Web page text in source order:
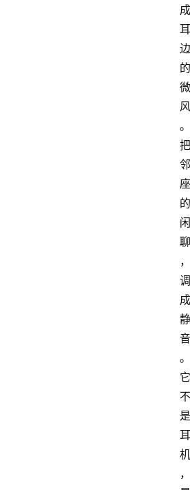
成
耳
边
的
微
风
。
把
邻
座
的
闲
聊
，
调
成
静
音
。
它
不
是
耳
机
，